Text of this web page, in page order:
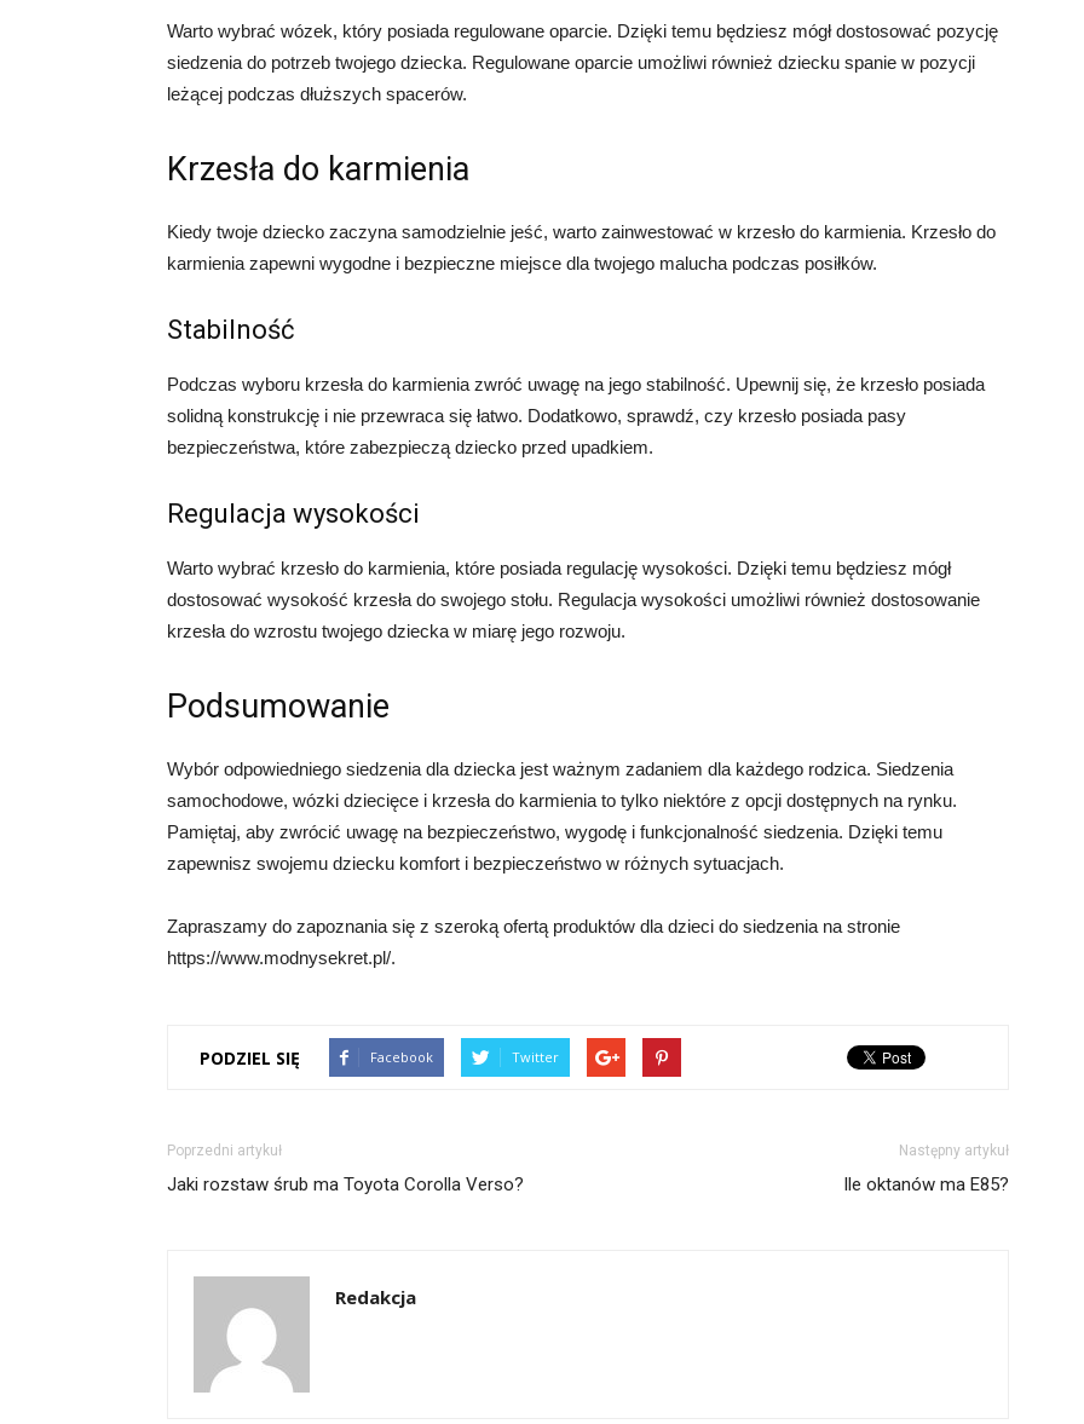
Warto wybrać wózek, który posiada regulowane oparcie. Dzięki temu będziesz mógł dostosować pozycję
siedzenia do potrzeb twojego dziecka. Regulowane oparcie umożliwi również dziecku spanie w pozycji
leżącej podczas dłuższych spacerów.
Krzesła do karmienia
Kiedy twoje dziecko zaczyna samodzielnie jeść, warto zainwestować w krzesło do karmienia. Krzesło do
karmienia zapewni wygodne i bezpieczne miejsce dla twojego malucha podczas posiłków.
Stabilność
Podczas wyboru krzesła do karmienia zwróć uwagę na jego stabilność. Upewnij się, że krzesło posiada
solidną konstrukcję i nie przewraca się łatwo. Dodatkowo, sprawdź, czy krzesło posiada pasy
bezpieczeństwa, które zabezpieczą dziecko przed upadkiem.
Regulacja wysokości
Warto wybrać krzesło do karmienia, które posiada regulację wysokości. Dzięki temu będziesz mógł
dostosować wysokość krzesła do swojego stołu. Regulacja wysokości umożliwi również dostosowanie
krzesła do wzrostu twojego dziecka w miarę jego rozwoju.
Podsumowanie
Wybór odpowiedniego siedzenia dla dziecka jest ważnym zadaniem dla każdego rodzica. Siedzenia
samochodowe, wózki dziecięce i krzesła do karmienia to tylko niektóre z opcji dostępnych na rynku.
Pamiętaj, aby zwrócić uwagę na bezpieczeństwo, wygodę i funkcjonalność siedzenia. Dzięki temu
zapewnisz swojemu dziecku komfort i bezpieczeństwo w różnych sytuacjach.
Zapraszamy do zapoznania się z szeroką ofertą produktów dla dzieci do siedzenia na stronie
https://www.modnysekret.pl/.
PODZIEL SIĘ Facebook Twitter
Poprzedni artykuł
Jaki rozstaw śrub ma Toyota Corolla Verso?
Następny artykuł
Ile oktanów ma E85?
Redakcja